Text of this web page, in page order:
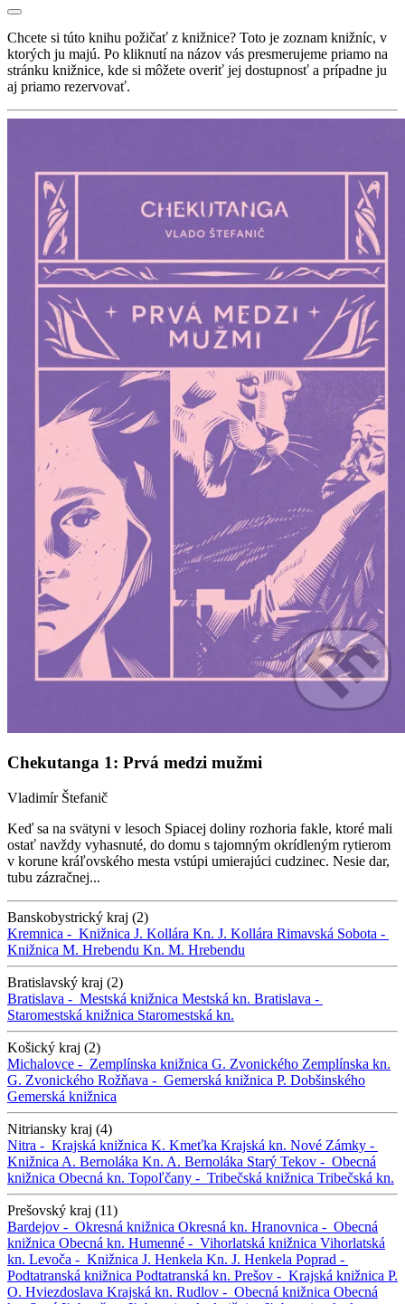
Chcete si túto knihu požičať z knižnice? Toto je zoznam knižníc, v
ktorých ju majú. Po kliknutí na názov vás presmerujeme priamo na
stránku knižnice, kde si môžete overiť jej dostupnosť a prípadne ju
aj priamo rezervovať.
Chekutanga 1: Prvá medzi mužmi
Vladimír Štefanič
Keď sa na svätyni v lesoch Spiacej doliny rozhoria fakle, ktoré mali
ostať navždy vyhasnuté, do domu s tajomným okrídleným rytierom
v korune kráľovského mesta vstúpi umierajúci cudzinec. Nesie dar,
tubu zázračnej...
Banskobystrický kraj (2)
Kremnica - Knižnica J. Kollára Kn. J. Kollára Rimavská Sobota -
Knižnica M. Hrebendu Kn. M. Hrebendu
Bratislavský kraj (2)
Bratislava - Mestská knižnica Mestská kn. Bratislava -
Staromestská knižnica Staromestská kn.
Košický kraj (2)
Michalovce - Zemplínska knižnica G. Zvonického Zemplínska kn.
G. Zvonického Rožňava - Gemerská knižnica P. Dobšinského
Gemerská knižnica
Nitriansky kraj (4)
Nitra - Krajská knižnica K. Kmeťka Krajská kn. Nové Zámky -
Knižnica A. Bernoláka Kn. A. Bernoláka Starý Tekov - Obecná
knižnica Obecná kn. Topoľčany - Tribečská knižnica Tribečská kn.
Prešovský kraj (11)
Bardejov - Okresná knižnica Okresná kn. Hranovnica - Obecná
knižnica Obecná kn. Humenné - Vihorlatská knižnica Vihorlatská
kn. Levoča - Knižnica J. Henkela Kn. J. Henkela Poprad -
Podtatranská knižnica Podtatranská kn. Prešov - Krajská knižnica P.
O. Hviezdoslava Krajská kn. Rudlov - Obecná knižnica Obecná